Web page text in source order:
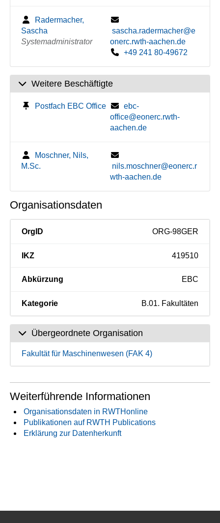
Radermacher,
Sascha
Systemadministrator
sascha.radermacher@e
onerc.rwth-aachen.de
+49 241 80-49672
Weitere Beschäftigte
Postfach EBC Office
ebc-
office@eonerc.rwth-
aachen.de
Moschner, Nils,
M.Sc.
nils.moschner@eonerc.r
wth-aachen.de
Organisationsdaten
OrgID ORG-98GER
IKZ 419510
Abkürzung EBC
Kategorie B.01. Fakultäten
Übergeordnete Organisation
Fakultät für Maschinenwesen (FAK 4)
Weiterführende Informationen
Organisationsdaten in RWTHonline
Publikationen auf RWTH Publications
Erklärung zur Datenherkunft